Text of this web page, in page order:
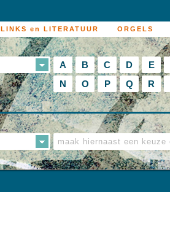
LINKS en LITERATUUR ORGELS
A B C D E
N
O P Q R